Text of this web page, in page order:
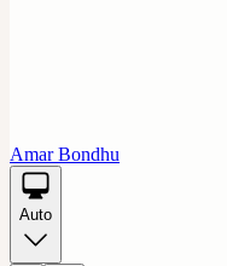
Amar Bondhu
Auto